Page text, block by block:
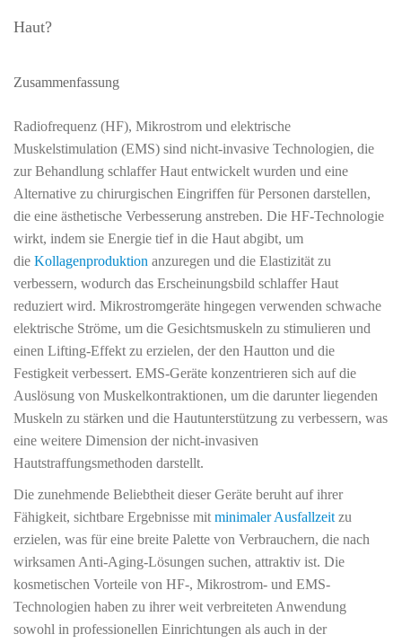
Haut?
Zusammenfassung
Radiofrequenz (HF), Mikrostrom und elektrische
Muskelstimulation (EMS) sind nicht-invasive Technologien, die
zur Behandlung schlaffer Haut entwickelt wurden und eine
Alternative zu chirurgischen Eingriffen für Personen darstellen,
die eine ästhetische Verbesserung anstreben. Die HF-Technologie
wirkt, indem sie Energie tief in die Haut abgibt, um
die Kollagenproduktion anzuregen und die Elastizität zu
verbessern, wodurch das Erscheinungsbild schlaffer Haut
reduziert wird. Mikrostromgeräte hingegen verwenden schwache
elektrische Ströme, um die Gesichtsmuskeln zu stimulieren und
einen Lifting-Effekt zu erzielen, der den Hautton und die
Festigkeit verbessert. EMS-Geräte konzentrieren sich auf die
Auslösung von Muskelkontraktionen, um die darunter liegenden
Muskeln zu stärken und die Hautunterstützung zu verbessern, was
eine weitere Dimension der nicht-invasiven
Hautstraffungsmethoden darstellt.
Die zunehmende Beliebtheit dieser Geräte beruht auf ihrer
Fähigkeit, sichtbare Ergebnisse mit minimaler Ausfallzeit zu
erzielen, was für eine breite Palette von Verbrauchern, die nach
wirksamen Anti-Aging-Lösungen suchen, attraktiv ist. Die
kosmetischen Vorteile von HF-, Mikrostrom- und EMS-
Technologien haben zu ihrer weit verbreiteten Anwendung
sowohl in professionellen Einrichtungen als auch in der